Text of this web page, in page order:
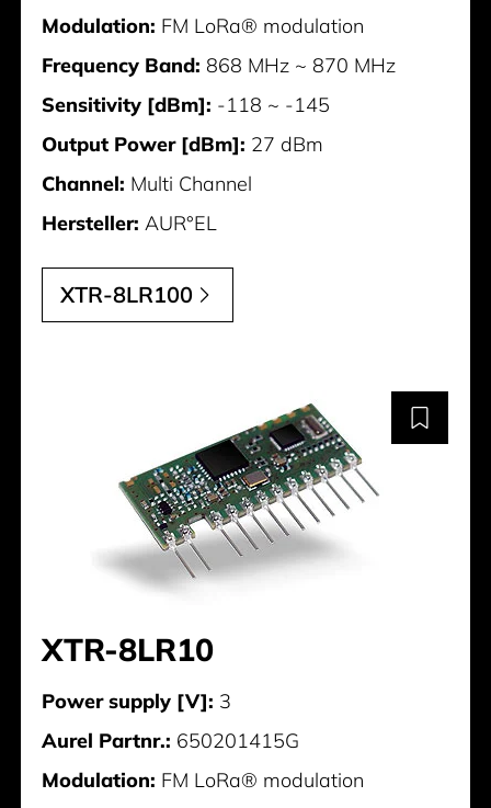
Modulation: FM LoRa® modulation
Frequency Band: 868 MHz ~ 870 MHz
Sensitivity [dBm]: -118 ~ -145
Output Power [dBm]: 27 dBm
Channel: Multi Channel
Hersteller: AUR°EL
XTR-8LR100
XTR-8LR10
Power supply [V]: 3
Aurel Partnr.: 650201415G
Modulation: FM LoRa® modulation